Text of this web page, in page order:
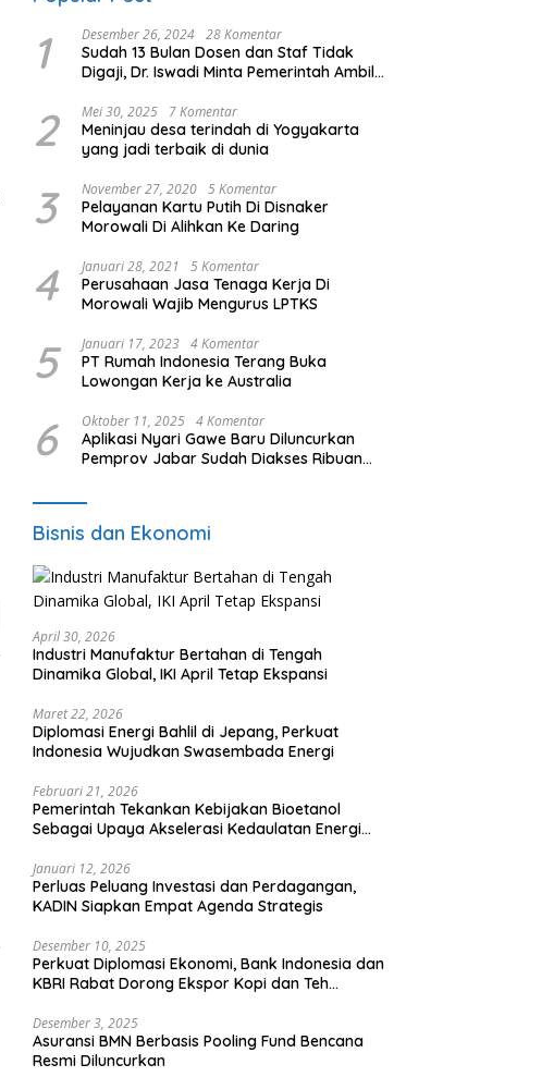
1 Desember 26, 2024 28 Komentar
Sudah 13 Bulan Dosen dan Staf Tidak
Digaji, Dr. Iswadi Minta Pemerintah Ambil
2 Mei 30, 2025 7 Komentar
Meninjau desa terindah di Yogyakarta
yang jadi terbaik di dunia
3 November 27, 2020 5 Komentar
Pelayanan Kartu Putih Di Disnaker
Morowali Di Alihkan Ke Daring
4 Januari 28, 2021 5 Komentar
Perusahaan Jasa Tenaga Kerja Di
Morowali Wajib Mengurus LPTKS
5 Januari 17, 2023 4 Komentar
PT Rumah Indonesia Terang Buka
Lowongan Kerja ke Australia
6 Oktober 11, 2025 4 Komentar
Aplikasi Nyari Gawe Baru Diluncurkan
Pemprov Jabar Sudah Diakses Ribuan
Bisnis dan Ekonomi
April 30, 2026
Industri Manufaktur Bertahan di Tengah
Dinamika Global, IKI April Tetap Ekspansi
Maret 22, 2026
Diplomasi Energi Bahlil di Jepang, Perkuat
Indonesia Wujudkan Swasembada Energi
Februari 21, 2026
Pemerintah Tekankan Kebijakan Bioetanol
Sebagai Upaya Akselerasi Kedaulatan Energi
Januari 12, 2026
Perluas Peluang Investasi dan Perdagangan,
KADIN Siapkan Empat Agenda Strategis
Desember 10, 2025
Perkuat Diplomasi Ekonomi, Bank Indonesia dan
KBRI Rabat Dorong Ekspor Kopi dan Teh
Desember 3, 2025
Asuransi BMN Berbasis Pooling Fund Bencana
Resmi Diluncurkan